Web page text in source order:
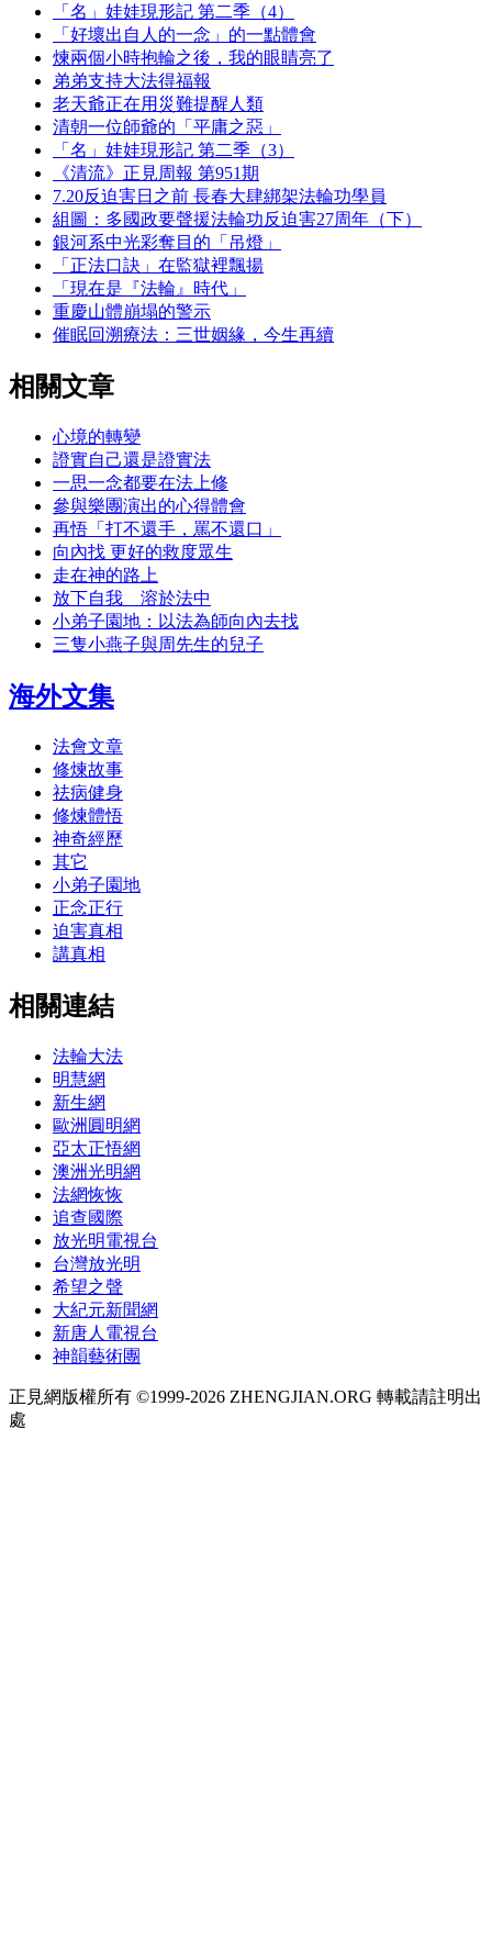
「名」娃娃現形記 第二季（4）
「好壞出自人的一念」的一點體會
煉兩個小時抱輪之後，我的眼睛亮了
弟弟支持大法得福報
老天爺正在用災難提醒人類
清朝一位師爺的「平庸之惡」
「名」娃娃現形記 第二季（3）
《清流》正見周報 第951期
7.20反迫害日之前 長春大肆綁架法輪功學員
組圖：多國政要聲援法輪功反迫害27周年（下）
銀河系中光彩奪目的「吊燈」
「正法口訣」在監獄裡飄揚
「現在是『法輪』時代」
重慶山體崩塌的警示
催眠回溯療法：三世姻緣，今生再續
相關文章
心境的轉變
證實自己還是證實法
一思一念都要在法上修
參與樂團演出的心得體會
再悟「打不還手，罵不還口」
向內找 更好的救度眾生
走在神的路上
放下自我 溶於法中
小弟子園地：以法為師向內去找
三隻小燕子與周先生的兒子
海外文集
法會文章
修煉故事
祛病健身
修煉體悟
神奇經歷
其它
小弟子園地
正念正行
迫害真相
講真相
相關連結
法輪大法
明慧網
新生網
歐洲圓明網
亞太正悟網
澳洲光明網
法網恢恢
追查國際
放光明電視台
台灣放光明
希望之聲
大紀元新聞網
新唐人電視台
神韻藝術團
正見網版權所有 ©1999-2026 ZHENGJIAN.ORG 轉載請註明出
處